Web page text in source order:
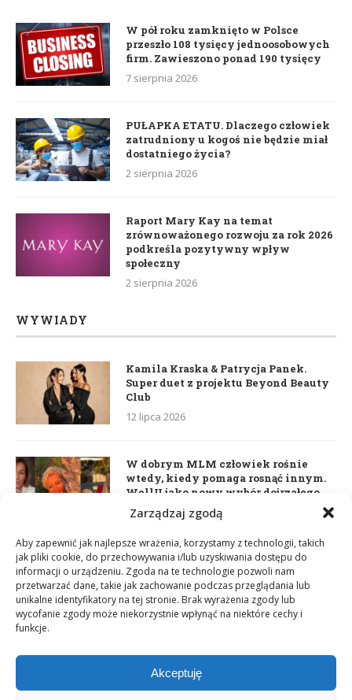
Zarządzaj zgodą
Aby zapewnić jak najlepsze wrażenia, korzystamy z technologii, takich
jak pliki cookie, do przechowywania i/lub uzyskiwania dostępu do
informacji o urządzeniu. Zgoda na te technologie pozwoli nam
przetwarzać dane, takie jak zachowanie podczas przeglądania lub
unikalne identyfikatory na tej stronie. Brak wyrażenia zgody lub
wycofanie zgody może niekorzystnie wpłynąć na niektóre cechy i
funkcje.
Akceptuję
W pół roku zamknięto w Polsce
przeszło 108 tysięcy jednoosobowych
firm. Zawieszono ponad 190 tysięcy
7 sierpnia 2026
PUŁAPKA ETATU. Dlaczego człowiek
zatrudniony u kogoś nie będzie miał
dostatniego życia?
2 sierpnia 2026
Raport Mary Kay na temat
zrównoważonego rozwoju za rok 2026
podkreśla pozytywny wpływ
społeczny
2 sierpnia 2026
WYWIADY
Kamila Kraska & Patrycja Panek.
Super duet z projektu Beyond Beauty
Club
12 lipca 2026
W dobrym MLM człowiek rośnie
wtedy, kiedy pomaga rosnąć innym.
WellU jako nowy wybór dojrzałego
lidera
Daria Dudzik. Kocham Cię
17 kwietnia 2026